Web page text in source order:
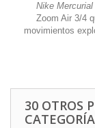
Nike Mercurial
Zoom Air 3/4
movimientos
30 OTROS